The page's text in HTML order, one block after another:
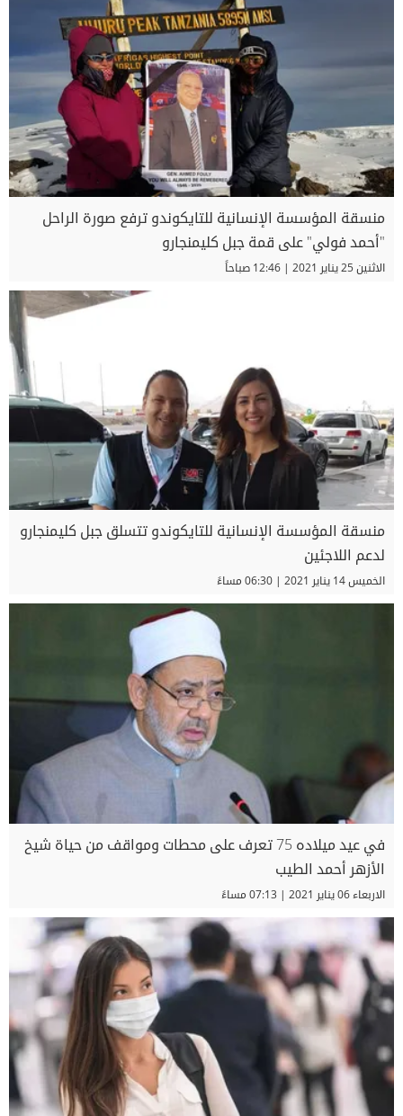
منسقة المؤسسة الإنسانية للتايكوندو ترفع صورة الراحل
"أحمد فولي" على قمة جبل كليمنجارو
الاثنين 25 يناير 2021 | 12:46 صباحاً
منسقة المؤسسة الإنسانية للتايكوندو تتسلق جبل كليمنجارو
لدعم اللاجئين
الخميس 14 يناير 2021 | 06:30 مساءً
في عيد ميلاده 75 تعرف على محطات ومواقف من حياة شيخ
الأزهر أحمد الطيب
الاربعاء 06 يناير 2021 | 07:13 مساءً